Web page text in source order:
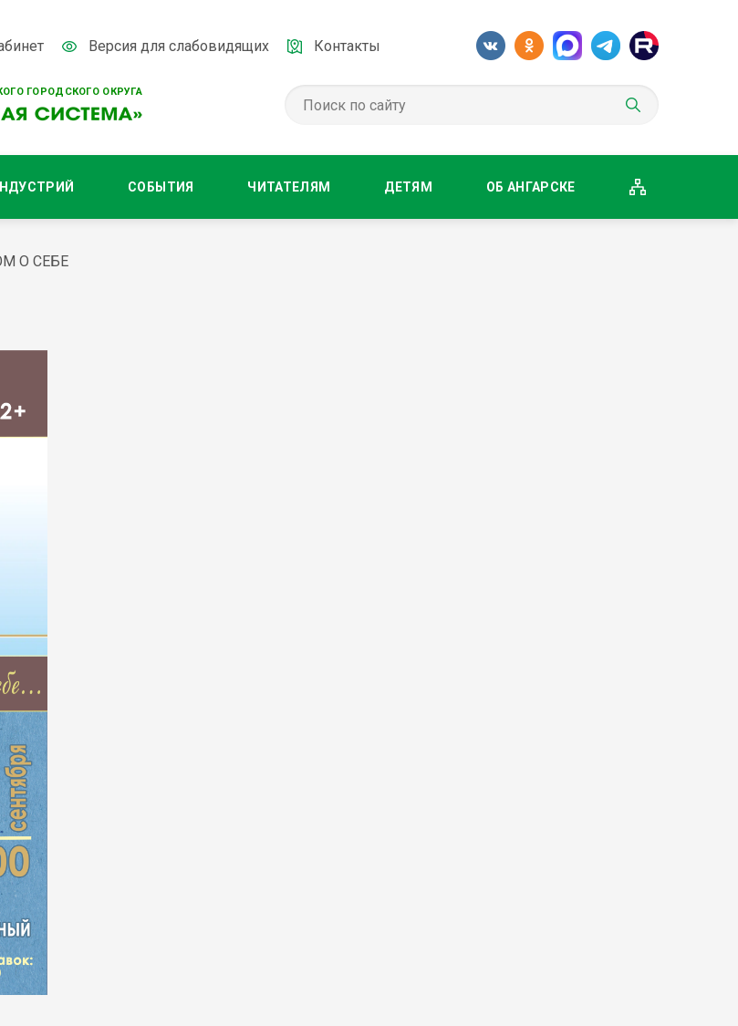
ГОРОДСКОГО ОКРУГА
Версия для слабовидящих Контакты
СОБЫТИЯ ЧИТАТЕЛЯМ ДЕТЯМ ОБ АНГАРСКЕ
О СЕБЕ